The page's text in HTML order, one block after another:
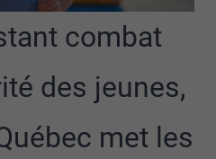
combat
des jeunes,
met les